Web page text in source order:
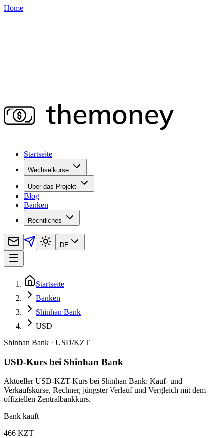
Home
Startseite
Wechselkurse
Über das Projekt
Blog
Banken
Rechtliches
DE
Startseite
Banken
Shinhan Bank
USD
Shinhan Bank · USD/KZT
USD-Kurs bei Shinhan Bank
Aktueller USD-KZT-Kurs bei Shinhan Bank: Kauf- und
Verkaufskurse, Rechner, jüngster Verlauf und Vergleich mit dem
offiziellen Zentralbankkurs.
Bank kauft
466 KZT